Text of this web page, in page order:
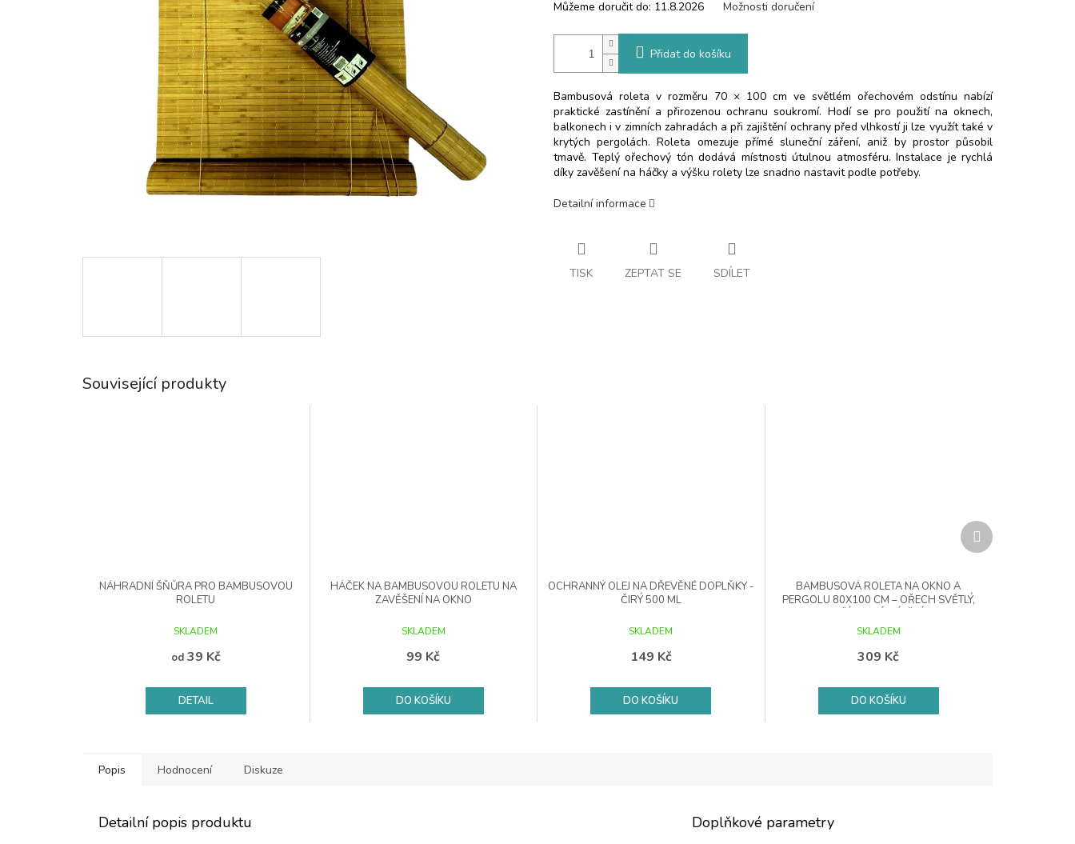
Můžeme doručit do: 11.8.2026 Možnosti doručení
Přidat do košíku
Bambusová roleta v rozměru 70 × 100 cm ve světlém ořechovém odstínu nabízí
praktické zastínění a přirozenou ochranu soukromí. Hodí se pro použití na oknech,
balkonech i v zimních zahradách a při zajištění ochrany před vlhkostí ji lze využít také v
krytých pergolách. Roleta omezuje přímé sluneční záření, aniž by prostor působil
tmavě. Teplý ořechový tón dodává místnosti útulnou atmosféru. Instalace je rychlá
díky zavěšení na háčky a výšku rolety lze snadno nastavit podle potřeby.
Detailní informace
TISK ZEPTAT SE SDÍLET
Související produkty
NÁHRADNÍ ŠŇŮRA PRO BAMBUSOVOU
ROLETU
SKLADEM
od39 Kč
DETAIL
HÁČEK NA BAMBUSOVOU ROLETU NA
ZAVĚŠENÍ NA OKNO
SKLADEM
99 Kč
DO KOŠÍKU
OCHRANNÝ OLEJ NA DŘEVĚNÉ DOPLŇKY -
ČIRÝ 500 ML
SKLADEM
149 Kč
DO KOŠÍKU
BAMBUSOVÁ ROLETA NA OKNO A
PERGOLU 80X100 CM – OŘECH SVĚTLÝ,
SKLADEM
309 Kč
DO KOŠÍKU
Další
produkt
Popis Hodnocení Diskuze
Detailní popis produktu Doplňkové parametry